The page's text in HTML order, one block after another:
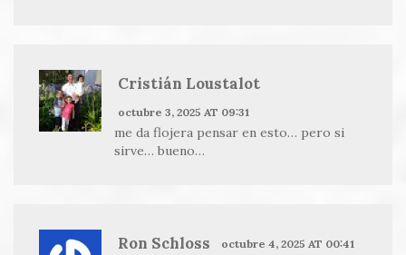
Cristián Loustalot
octubre 3, 2025 AT 09:31
me da flojera pensar en esto… pero si
sirve… bueno…
Ron Schloss octubre 4, 2025 AT 00:41